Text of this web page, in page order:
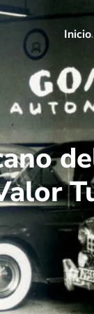
Inicio